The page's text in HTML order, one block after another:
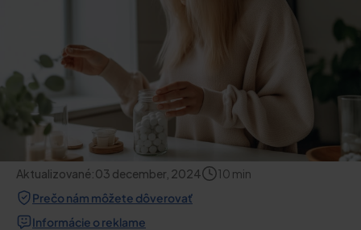
Aktualizované:03 december, 2024 10 min
Prečo nám môžete dôverovať
Informácie o reklame